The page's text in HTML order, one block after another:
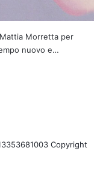
Morretta per
nuovo e…
Copyright